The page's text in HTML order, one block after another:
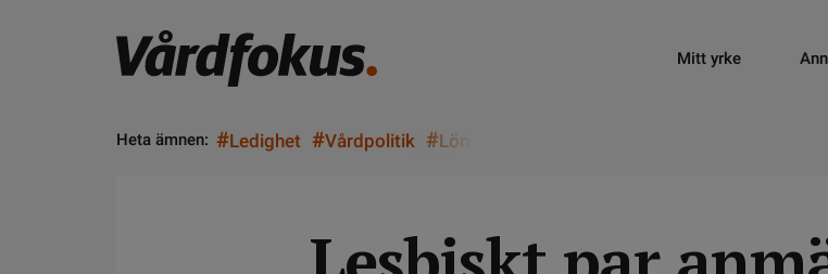
Mitt yrke
Heta ämnen: #Ledighet #Vårdpolitik #Lön